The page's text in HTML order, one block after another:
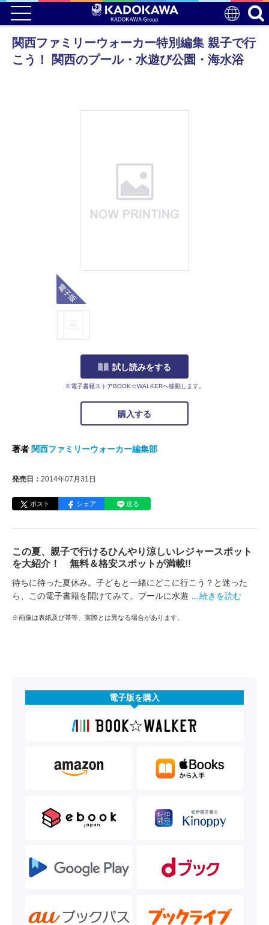
関西ファミリーウォーカー特別編集 親子で行
こう！ 関西のプール・水遊び公園・海水浴
試し読みをする
※電子書籍ストアBOOK☆WALKERへ移動します。
購入する
著者 関西ファミリーウォーカー編集部
発売日： 2014年07月31日
ポスト シェア 送る
この夏、親子で行けるひんやり涼しいレジャースポット
を大紹介！ 無料＆格安スポットが満載!!
待ちに待った夏休み。子どもと一緒にどこに行こう？と迷った
ら、この電子書籍を開けてみて。プールに水遊
…続きを読む
※画像は表紙及び帯等、実際とは異なる場合があります。
電子版を購入